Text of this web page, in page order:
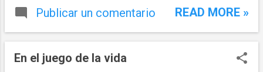
Publicar un comentario READ MORE »
En el juego de la vida